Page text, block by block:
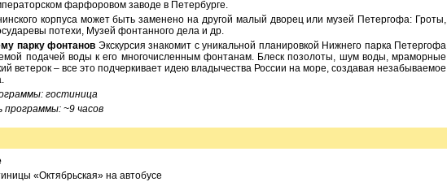
фарфоровом заводе в Петербурге.
корпуса может быть заменено на другой малый дворец или музей Петергофа: Гроты,
потехи, Музей фонтанного дела и др.
парку фонтанов Экскурсия знакомит с уникальной планировкой Нижнего парка Петергофа
подачей воды к его многочисленным фонтанам. Блеск позолоты, шум воды, мраморные
ветерок – все это подчеркивает идею владычества России на море, создавая незабываемое
гостиница
~9 часов
«Октябрьская» на автобусе